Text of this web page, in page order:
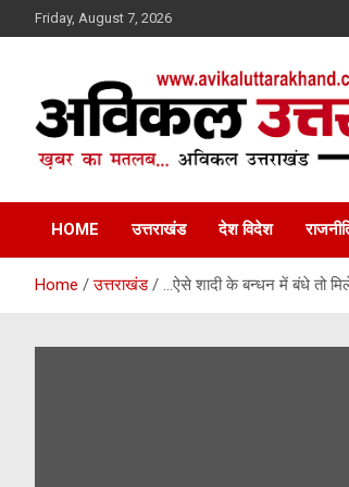
to
Friday, August 7, 2026
Avikal
HOME उत्तराखंड देश विदेश
Home उत्तराखंड …ऐसे शादी के बन्धन में बंधे तो